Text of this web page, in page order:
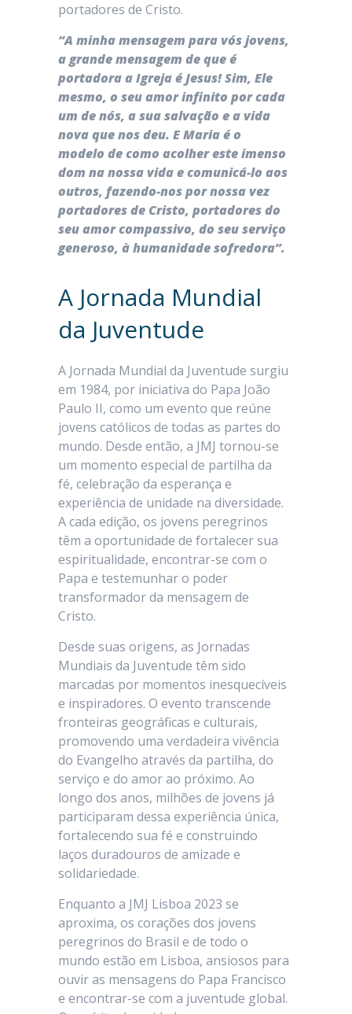
portadores de Cristo.
“A minha mensagem para vós jovens,
a grande mensagem de que é
portadora a Igreja é Jesus! Sim, Ele
mesmo, o seu amor infinito por cada
um de nós, a sua salvação e a vida
nova que nos deu. E Maria é o
modelo de como acolher este imenso
dom na nossa vida e comunicá-lo aos
outros, fazendo-nos por nossa vez
portadores de Cristo, portadores do
seu amor compassivo, do seu serviço
generoso, à humanidade sofredora”.
A Jornada Mundial
da Juventude
A Jornada Mundial da Juventude surgiu
em 1984, por iniciativa do Papa João
Paulo II, como um evento que reúne
jovens católicos de todas as partes do
mundo. Desde então, a JMJ tornou-se
um momento especial de partilha da
fé, celebração da esperança e
experiência de unidade na diversidade.
A cada edição, os jovens peregrinos
têm a oportunidade de fortalecer sua
espiritualidade, encontrar-se com o
Papa e testemunhar o poder
transformador da mensagem de
Cristo.
Desde suas origens, as Jornadas
Mundiais da Juventude têm sido
marcadas por momentos inesquecíveis
e inspiradores. O evento transcende
fronteiras geográficas e culturais,
promovendo uma verdadeira vivência
do Evangelho através da partilha, do
serviço e do amor ao próximo. Ao
longo dos anos, milhões de jovens já
participaram dessa experiência única,
fortalecendo sua fé e construindo
laços duradouros de amizade e
solidariedade.
Enquanto a JMJ Lisboa 2023 se
aproxima, os corações dos jovens
peregrinos do Brasil e de todo o
mundo estão em Lisboa, ansiosos para
ouvir as mensagens do Papa Francisco
e encontrar-se com a juventude global.